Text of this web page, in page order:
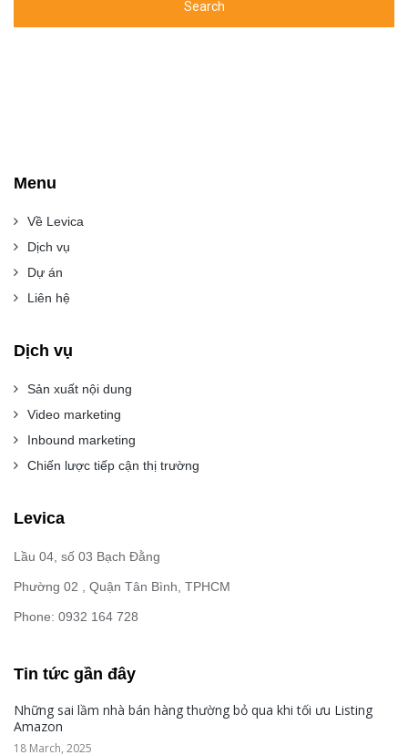
Menu
Về Levica
Dịch vụ
Dự án
Liên hệ
Dịch vụ
Sản xuất nội dung
Video marketing
Inbound marketing
Chiến lược tiếp cận thị trường
Levica
Lầu 04, số 03 Bạch Đằng
Phường 02 , Quận Tân Bình, TPHCM
Phone: 0932 164 728
Tin tức gần đây
Những sai lầm nhà bán hàng thường bỏ qua khi tối ưu Listing
Amazon
18 March, 2025